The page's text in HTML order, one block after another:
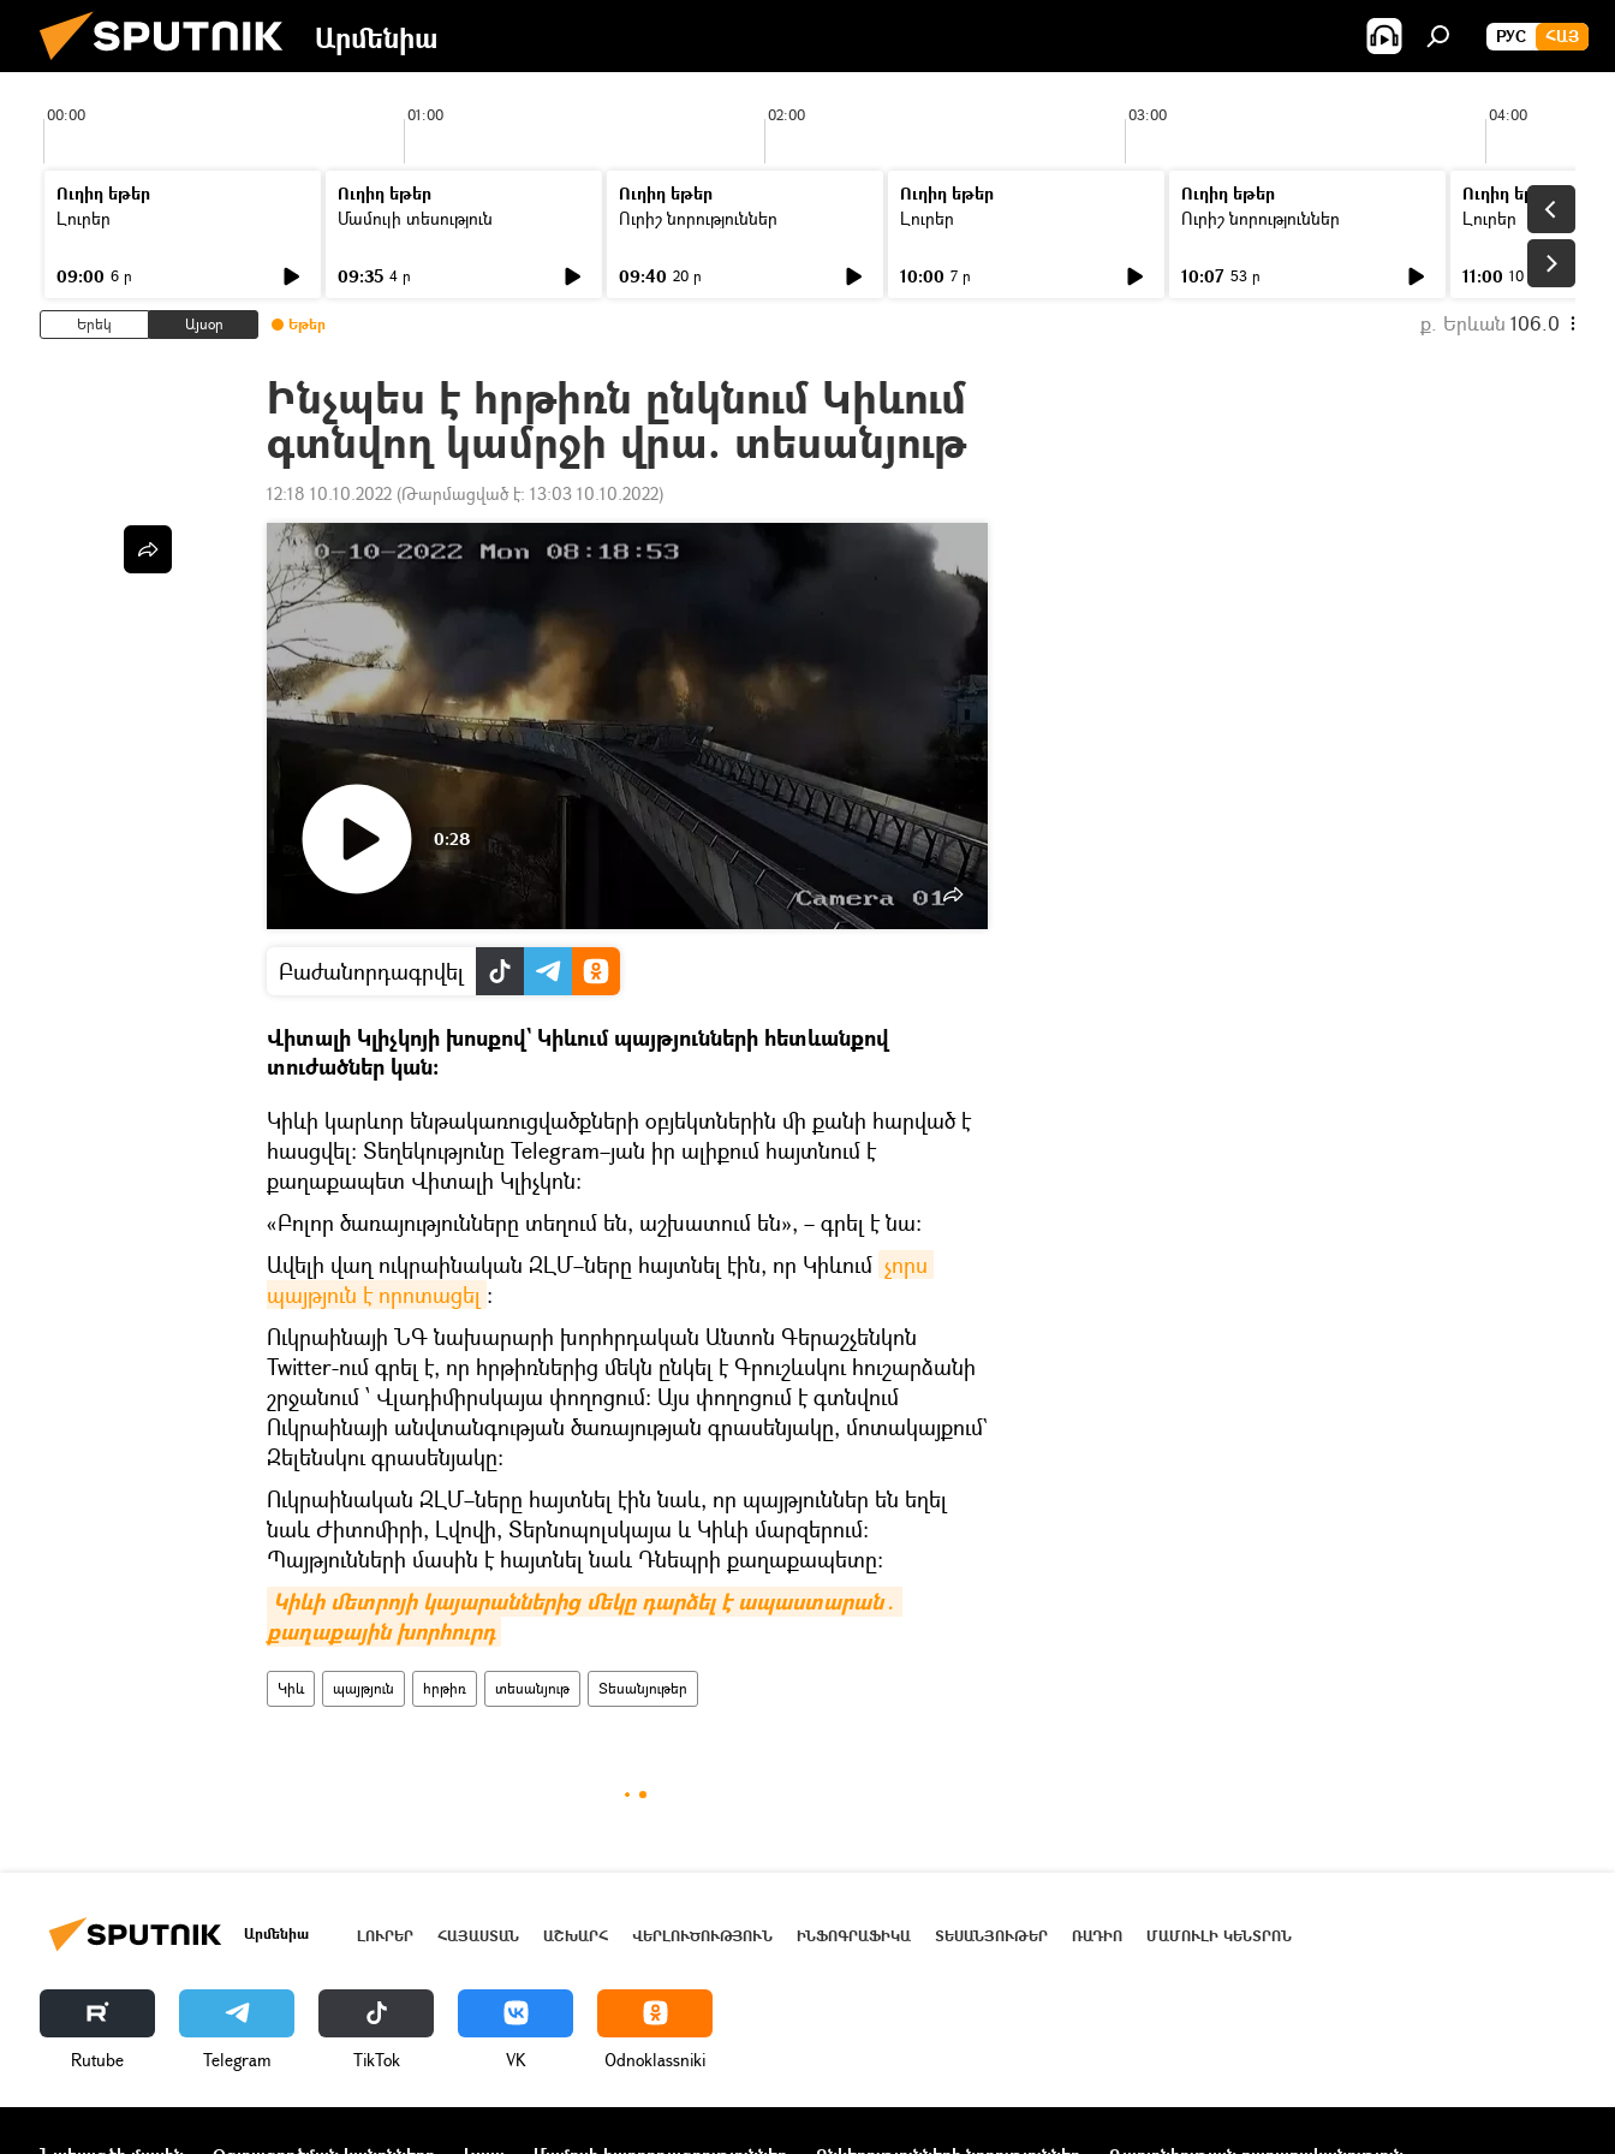
Արմենիա РУС ՀԱՅ
00:00 01:00 02:00 03:00 04:00
Ուղիղ եթեր
Լուրեր
09:00 6 ր
Ուղիղ եթեր
Մամուլի տեսություն
09:35 4 ր
Ուղիղ եթեր
Ուրիշ նորություններ
09:40 20 ր
Ուղիղ եթեր
Լուրեր
10:00 7 ր
Ուղիղ եթեր
Ուրիշ նորություններ
10:07 53 ր
Ուղիղ եթեր
Լուրեր
11:00 10 ր
Երեկ Այսօր Եթեր ք. Երևան 106.0
Ինչպես է հրթիռն ընկնում Կիևում
գտնվող կամրջի վրա. տեսանյութ
12:18 10.10.2022 (Թարմացված է: 13:03 10.10.2022)
Դիտել
0:28
Բաժանորդագրվել
Վիտալի Կլիչկոյի խոսքով` Կիևում պայթյունների հետևանքով
տուժածներ կան։
Կիևի կարևոր ենթակառուցվածքների օբյեկտներին մի քանի հարված է
հասցվել։ Տեղեկությունը Telegram–յան իր ալիքում հայտնում է
քաղաքապետ Վիտալի Կլիչկոն։
«Բոլոր ծառայությունները տեղում են, աշխատում են», – գրել է նա։
Ավելի վաղ ուկրաինական ԶԼՄ–ները հայտնել էին, որ Կիևում չորս
պայթյուն է որոտացել ։
Ուկրաինայի ՆԳ նախարարի խորհրդական Անտոն Գերաշչենկոն
Twitter-ում գրել է, որ հրթիռներից մեկն ընկել է Գրուշևսկու հուշարձանի
շրջանում ՝ Վլադիմիրսկայա փողոցում։ Այս փողոցում է գտնվում
Ուկրաինայի անվտանգության ծառայության գրասենյակը, մոտակայքում`
Զելենսկու գրասենյակը:
Ուկրաինական ԶԼՄ–ները հայտնել էին նաև, որ պայթյուններ են եղել
նաև Ժիտոմիրի, Լվովի, Տերնոպոլսկայա և Կիևի մարզերում։
Պայթյունների մասին է հայտնել նաև Դնեպրի քաղաքապետը։
Կիևի մետրոյի կայարաններից մեկը դարձել է ապաստարան․
քաղաքային խորհուրդ
Կիև պայթյուն հրթիռ տեսանյութ Տեսանյութեր
Արմենիա ԼՈՒՐԵՐ ՀԱՅԱՍՏԱՆ ԱՇԽԱՐՀ ՎԵՐԼՈՒԾՈՒԹՅՈՒՆ ԻՆՖՈԳՐԱՖԻԿԱ ՏԵՍԱՆՅՈՒԹԵՐ ՌԱԴԻՈ ՄԱՄՈՒԼԻ ԿԵՆՏՐՈՆ
Rutube Telegram ТikТоk VK Odnoklassniki